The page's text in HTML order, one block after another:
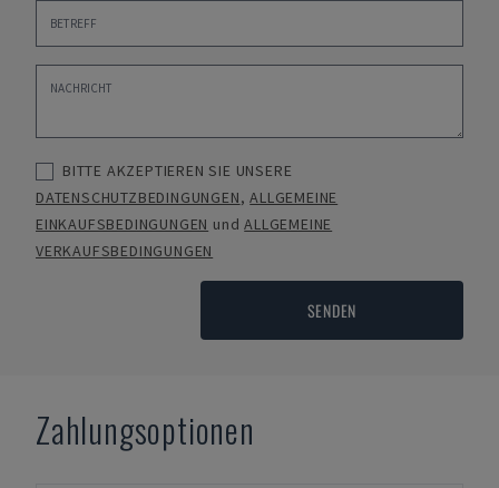
BITTE AKZEPTIEREN SIE UNSERE
DATENSCHUTZBEDINGUNGEN,ALLGEMEINE
EINKAUFSBEDINGUNGEN undALLGEMEINE
VERKAUFSBEDINGUNGEN
SENDEN
Zahlungsoptionen